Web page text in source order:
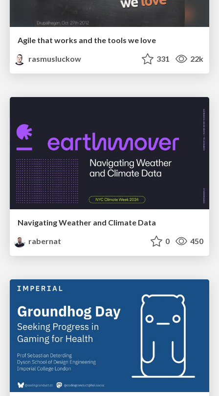
Agile that works and the tools we love
rasmusluckow
331 22k
Navigating Weather and Climate Data
rabernat
0 450